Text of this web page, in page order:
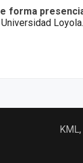
forma
Loyola.